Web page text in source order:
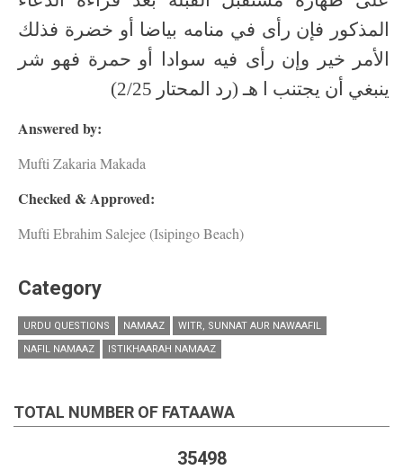
المذكور فإن رأى في منامه بياضا أو خضرة فذلك
الأمر خير وإن رأى فيه سوادا أو حمرة فهو شر
ينبغي أن يجتنب ا هـ (رد المحتار 2/25)
Answered by:
Mufti Zakaria Makada
Checked & Approved:
Mufti Ebrahim Salejee (Isipingo Beach)
Category
URDU QUESTIONS NAMAAZ
WITR, SUNNAT AUR NAWAAFIL
NAFIL NAMAAZ
ISTIKHAARAH NAMAAZ
TOTAL NUMBER OF FATAAWA
35498